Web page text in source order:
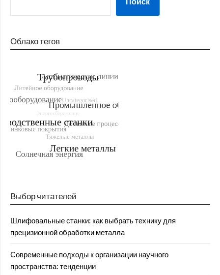
Облако тегов
Выбор читателей
Шлифовальные станки: как выбрать технику для
прецизионной обработки металла
Современные подходы к организации научного
пространства: тенденции